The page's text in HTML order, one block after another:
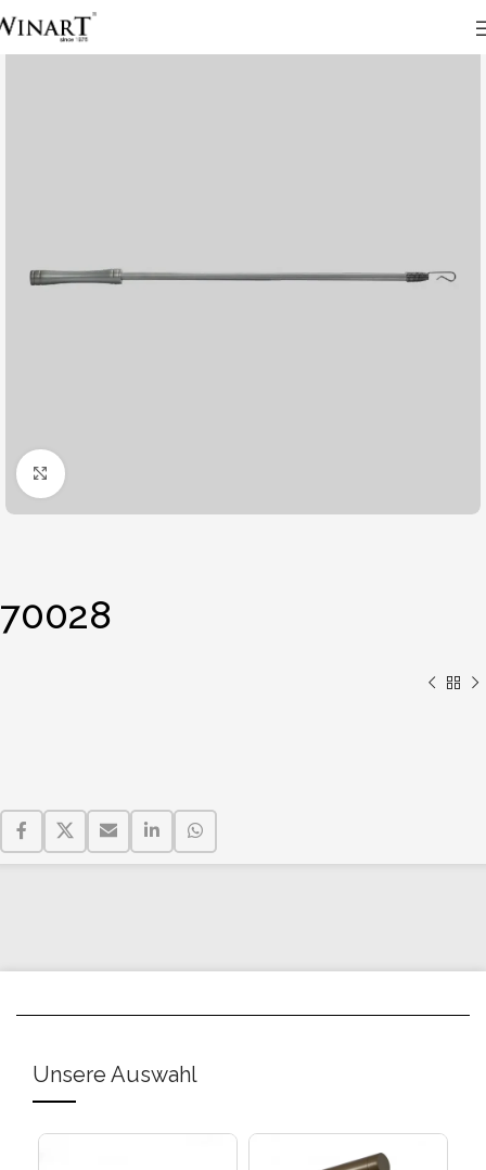
Click to enlarge
70028
Unsere Auswahl